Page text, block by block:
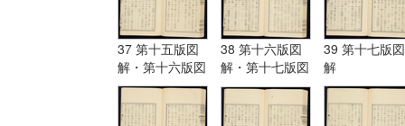
37 第十五版図
解・第十六版図
解
38 第十六版図
解・第十七版図
解
39 第十七版図
解